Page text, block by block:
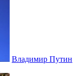
Владимир Путин